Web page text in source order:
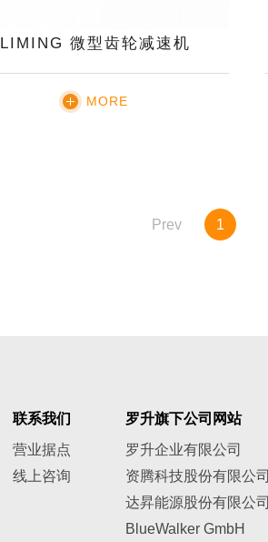
LIMING 微型齿轮减速机
MORE
Prev 1
联系我们
营业据点
线上咨询
罗升旗下公司网站
罗升企业有限公司
资腾科技股份有限公司
达昇能源股份有限公司
BlueWalker GmbH